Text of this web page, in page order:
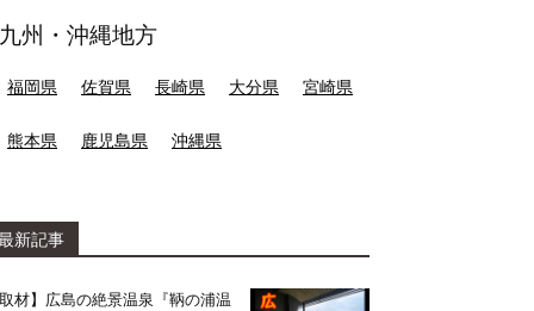
九州・沖縄地方
福岡県 佐賀県 長崎県 大分県 宮崎県
熊本県 鹿児島県 沖縄県
新記事
取材】広島の絶景温泉『鞆の浦温